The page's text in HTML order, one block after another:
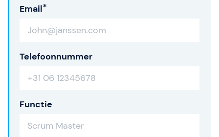
Email
Telefoonnummer
Functie